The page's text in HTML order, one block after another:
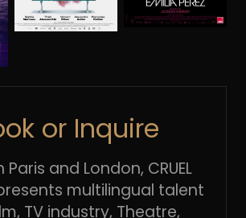
or Inquire
Paris and London, CRUEL
multilingual talent
TV industry, Theatre,